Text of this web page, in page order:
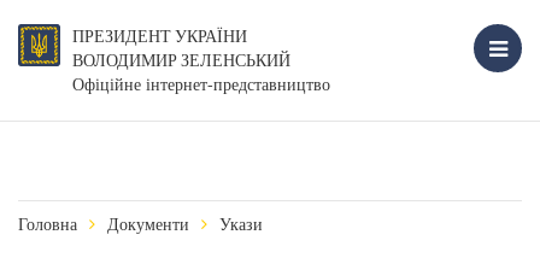
ПРЕЗИДЕНТ УКРАЇНИ
ВОЛОДИМИР ЗЕЛЕНСЬКИЙ
Офіційне інтернет-представництво
Головна Документи Укази